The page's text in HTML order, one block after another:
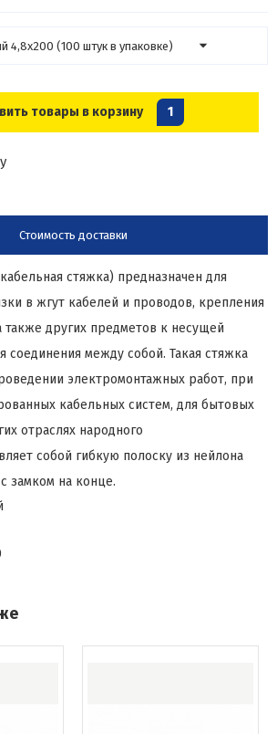
4,8х200 (100 штук в упаковке)
товары в корзину 1
Стоимость доставки
стяжка) предназначен для
в жгут кабелей и проводов, крепления
также других предметов к несущей
соединения между собой. Такая стяжка
электромонтажных работ, при
кабельных систем, для бытовых
отраслях народного
собой гибкую полоску из нейлона
замком на конце.